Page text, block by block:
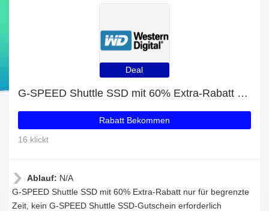
Deal
G-SPEED Shuttle SSD mit 60% Extra-Rabatt nur für begrenzte Zeit
Rabatt Bekommen
16 klickt
Ablauf: N/A
G-SPEED Shuttle SSD mit 60% Extra-Rabatt nur für begrenzte
Zeit, kein G-SPEED Shuttle SSD-Gutschein erforderlich